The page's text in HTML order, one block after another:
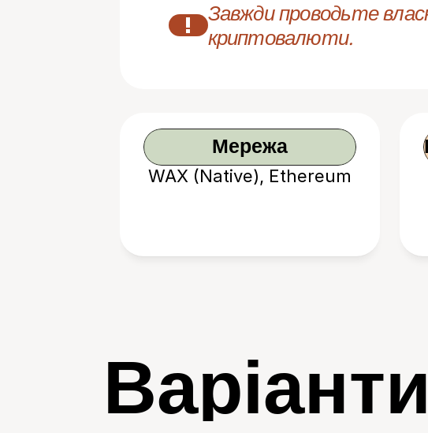
!
Завжди проводьте
криптовалюти.
Мережа
WAX (Native), Ethereum